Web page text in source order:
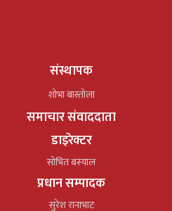
संस्थापक
शोभा बास्तोला
समाचार संवाददाता
डाइरेक्टर
सोभित बस्याल
प्रधान सम्पादक
सुरेश रानाभाट